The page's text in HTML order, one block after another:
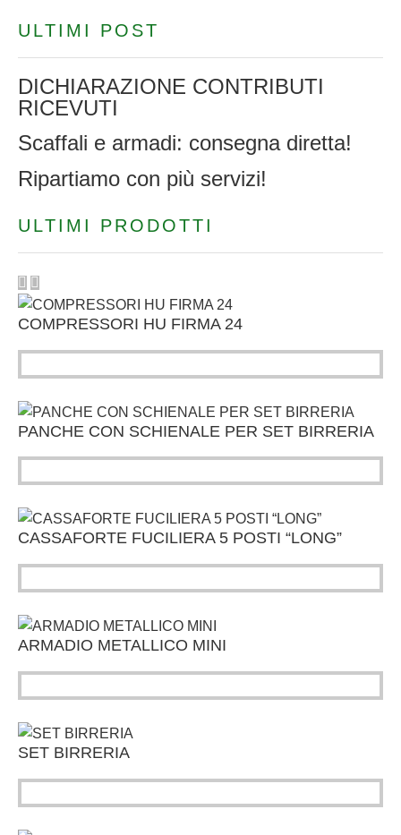
ULTIMI POST
DICHIARAZIONE CONTRIBUTI
RICEVUTI
Scaffali e armadi: consegna diretta!
Ripartiamo con più servizi!
ULTIMI PRODOTTI
COMPRESSORI HU FIRMA 24
PANCHE CON SCHIENALE PER SET BIRRERIA
CASSAFORTE FUCILIERA 5 POSTI “LONG”
ARMADIO METALLICO MINI
SET BIRRERIA